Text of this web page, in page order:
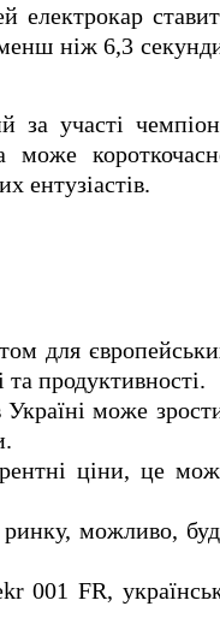
електрокар
ніж 6,3
за участі
може
ентузіастів.
для
продуктивності.
Україні може
ціни, це
ринку, можливо,
001 FR,